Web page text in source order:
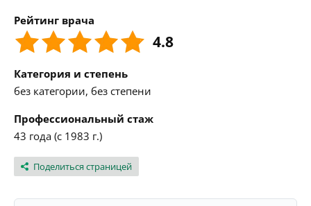
Рейтинг врача
4.8
Категория и степень
без категории, без степени
Профессиональный стаж
43 года (с 1983 г.)
Поделиться страницей